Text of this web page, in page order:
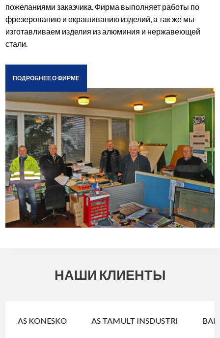
пожеланиями заказчика. Фирма выполняет работы по
фрезерованию и окрашиванию изделий, а так же мы
изготавливаем изделия из алюминия и нержавеющей
стали.
ПОДРОБНЕЕ О ФИРМЕ
НАШИ КЛИЕНТЫ
AS KONESKO AS TAMULT INSDUSTRI